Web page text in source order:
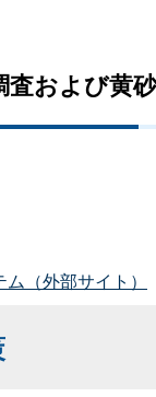
査および黄
（外部サイト）